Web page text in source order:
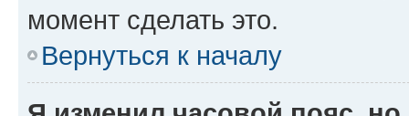
момент сделать это.
Вернуться к началу